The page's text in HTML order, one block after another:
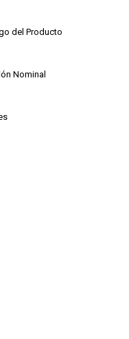
del Producto
Nominal